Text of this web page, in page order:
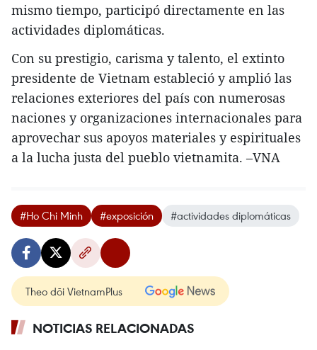
mismo tiempo, participó directamente en las
actividades diplomáticas.
Con su prestigio, carisma y talento, el extinto
presidente de Vietnam estableció y amplió las
relaciones exteriores del país con numerosas
naciones y organizaciones internacionales para
aprovechar sus apoyos materiales y espirituales
a la lucha justa del pueblo vietnamita. –VNA
#Ho Chi Minh #exposición #actividades diplomáticas
Theo dõi VietnamPlus
NOTICIAS RELACIONADAS